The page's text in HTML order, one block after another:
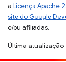
a Licença Apache
site do Google
e/ou afiliadas.
Última atualização